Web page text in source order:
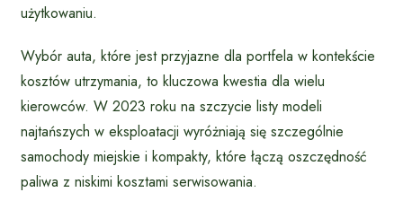
użytkowaniu.
Wybór auta, które jest przyjazne dla portfela w kontekście
kosztów utrzymania, to kluczowa kwestia dla wielu
kierowców. W 2023 roku na szczycie listy modeli
najtańszych w eksploatacji wyróżniają się szczególnie
samochody miejskie i kompakty, które łączą oszczędność
paliwa z niskimi kosztami serwisowania.